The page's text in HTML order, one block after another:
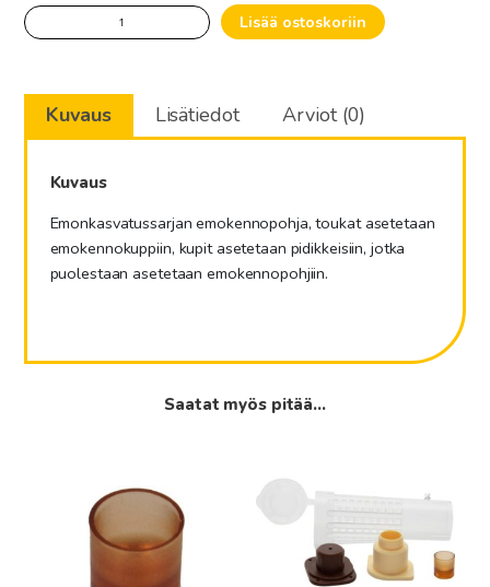
Emokennopohja
määrä
Lisää ostoskoriin
Kuvaus Lisätiedot Arviot (0)
Kuvaus
Emonkasvatussarjan emokennopohja, toukat asetetaan
emokennokuppiin, kupit asetetaan pidikkeisiin, jotka
puolestaan asetetaan emokennopohjiin.
Saatat myös pitää...